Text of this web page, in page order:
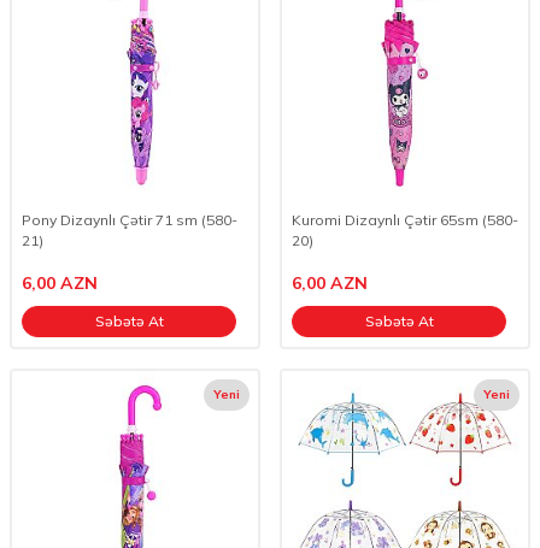
Pony Dizaynlı Çətir 71 sm (580-
21)
6,00 AZN
Səbətə At
Kuromi Dizaynlı Çətir 65sm (580-
20)
6,00 AZN
Səbətə At
Yeni Yeni